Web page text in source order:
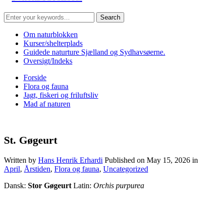
Search
for:
Om naturblokken
Kurser/shelterplads
Guidede naturture Sjælland og Sydhavsøerne.
Oversigt/Indeks
Forside
Flora og fauna
Jagt, fiskeri og friluftsliv
Mad af naturen
St. Gøgeurt
Written by Hans Henrik Erhardi Published on May 15, 2026 in
April, Årstiden, Flora og fauna, Uncategorized
Dansk: Stor Gøgeurt Latin: Orchis purpurea